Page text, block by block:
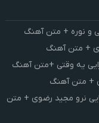
و نوره + متن آهنگ
+ متن آهنگ
یه وقتی +متن آهنگ
+ متن آهنگ
نرو مجید رضوی + متن